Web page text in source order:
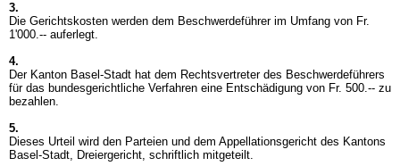
3.
Die Gerichtskosten werden dem Beschwerdeführer im Umfang von Fr.
1'000.-- auferlegt.
4.
Der Kanton Basel-Stadt hat dem Rechtsvertreter des Beschwerdeführers
für das bundesgerichtliche Verfahren eine Entschädigung von Fr. 500.-- zu
bezahlen.
5.
Dieses Urteil wird den Parteien und dem Appellationsgericht des Kantons
Basel-Stadt, Dreiergericht, schriftlich mitgeteilt.